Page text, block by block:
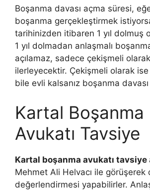
Boşanma davası açma süresi,
boşanma gerçekleştirmek
tarihinizden itibaren 1 yıl dolmuş
1 yıl dolmadan anlaşmalı
açılamaz, sadece çekişmeli
ilerleyecektir. Çekişmeli olarak
bile evli kalsanız boşanma
Kartal Boşanma
Avukatı Tavsiye
Kartal boşanma avukatı tavsiye
Mehmet Ali Helvacı ile görüşerek
değerlendirmesi yapabilirler.